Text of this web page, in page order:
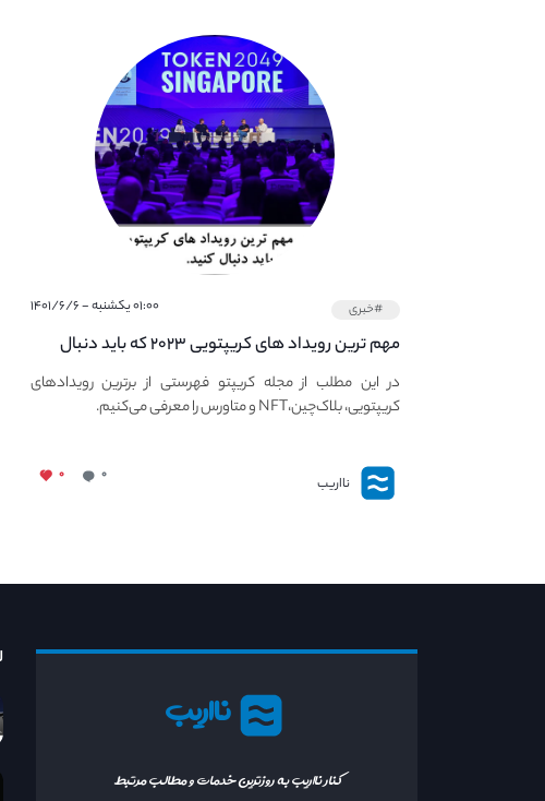
#خبری ۰۱:۰۰ یکشنبه - ۱۴۰۱/۶/۶
مهم ترین رویداد های کریپتویی ۲۰۲۳ که باید دنبال
کنید – معرفی بهترین رویداد های جهانی
در این مطلب از مجله کریپتو فهرستی از برترین رویدادهای
کریپتویی، بلاک‌چین،NFT و متاورس را معرفی می‌کنیم.
نااریب ۰ ۰
نااریب
کنار نااریب به روزترین خدمات و مطالب مرتبط